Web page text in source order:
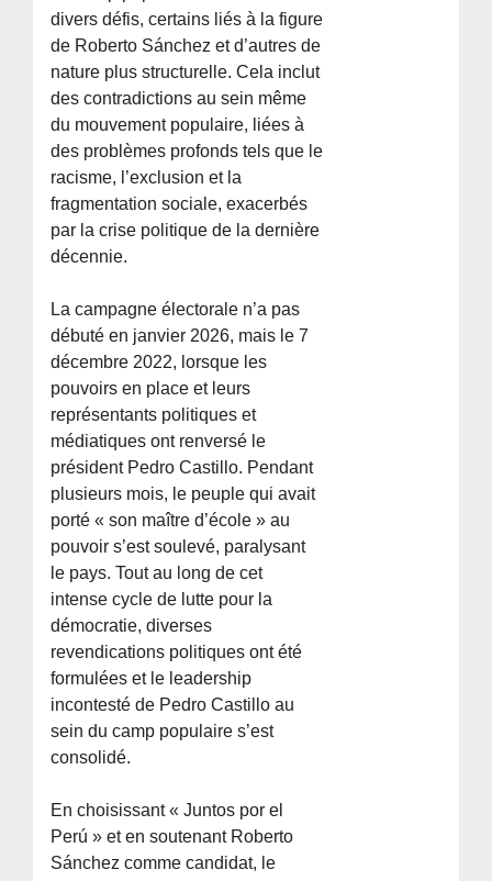
divers défis, certains liés à la figure
de Roberto Sánchez et d’autres de
nature plus structurelle. Cela inclut
des contradictions au sein même
du mouvement populaire, liées à
des problèmes profonds tels que le
racisme, l’exclusion et la
fragmentation sociale, exacerbés
par la crise politique de la dernière
décennie.
La campagne électorale n’a pas
débuté en janvier 2026, mais le 7
décembre 2022, lorsque les
pouvoirs en place et leurs
représentants politiques et
médiatiques ont renversé le
président Pedro Castillo. Pendant
plusieurs mois, le peuple qui avait
porté « son maître d’école » au
pouvoir s’est soulevé, paralysant
le pays. Tout au long de cet
intense cycle de lutte pour la
démocratie, diverses
revendications politiques ont été
formulées et le leadership
incontesté de Pedro Castillo au
sein du camp populaire s’est
consolidé.
En choisissant « Juntos por el
Perú » et en soutenant Roberto
Sánchez comme candidat, le